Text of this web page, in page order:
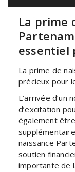
La prime
essentiel
La prime de
précieux pour
L’arrivée
d’excitation
également
naissance
soutien
importante de